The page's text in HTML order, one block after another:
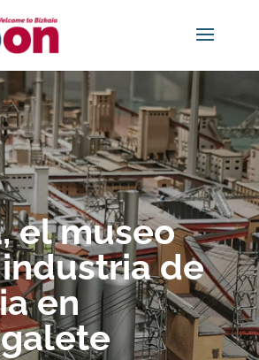
el museo
de
en